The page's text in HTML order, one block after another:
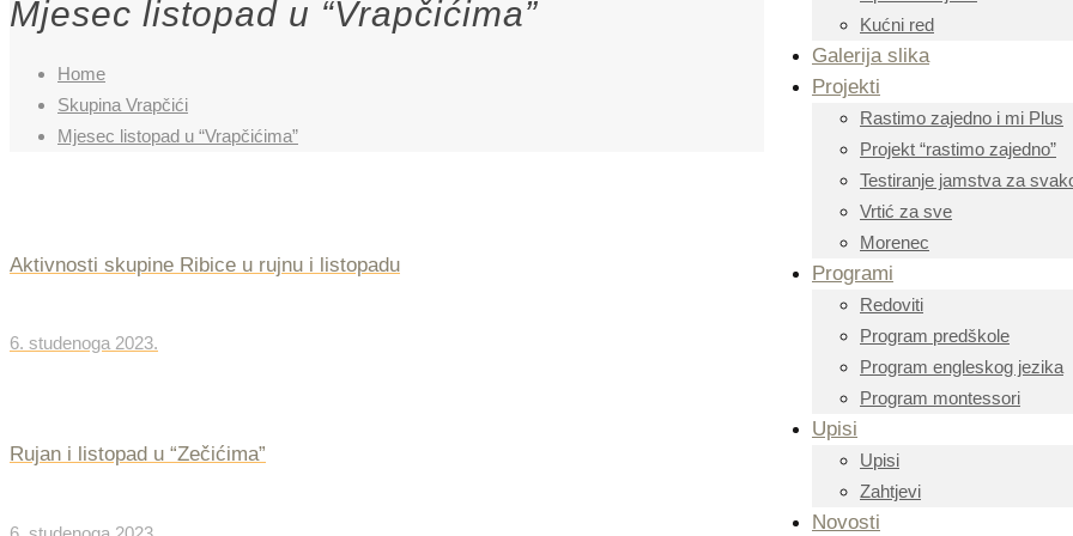
Kućni red
Galerija slika
Projekti
Rastimo zajedno i mi Plus
Projekt “rastimo zajedno”
Testiranje jamstva za
Vrtić za sve
Morenec
Programi
Redoviti
Program predškole
Program engleskog jezika
Program montessori
Upisi
Upisi
Zahtjevi
Novosti
Mjesec listopad u “Vrapčićima”
Home
Skupina Vrapčići
Mjesec listopad u “Vrapčićima”
Aktivnosti skupine Ribice u rujnu i listopadu
6. studenoga 2023.
Rujan i listopad u “Zečićima”